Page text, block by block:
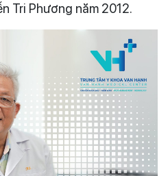
Tri Phương năm 2012.